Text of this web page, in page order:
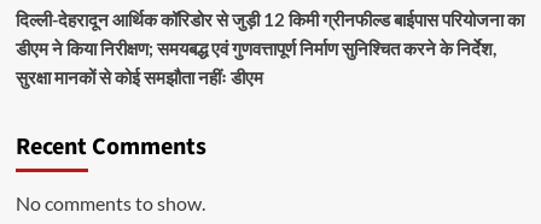
दिल्ली-देहरादून आर्थिक कॉरिडोर से जुड़ी 12 किमी ग्रीनफील्ड बाईपास परियोजना का
डीएम ने किया निरीक्षण; समयबद्ध एवं गुणवत्तापूर्ण निर्माण सुनिश्चित करने के निर्देश,
सुरक्षा मानकों से कोई समझौता नहींः डीएम
Recent Comments
No comments to show.